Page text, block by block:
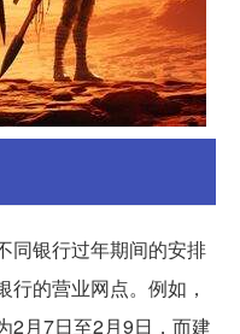
同银行过年期间的安排
的营业网点。例如，
2月7日至2月9日，而建